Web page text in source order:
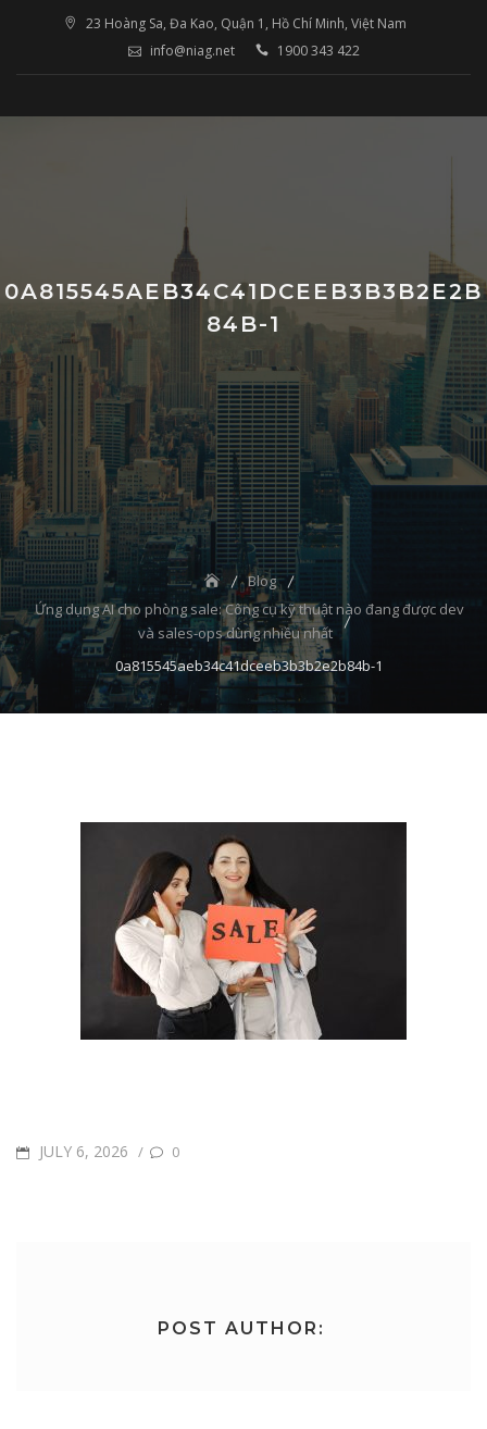
23 Hoàng Sa, Đa Kao, Quận 1, Hồ Chí Minh, Việt Nam
info@niag.net
1900 343 422
0A815545AEB34C41DCEEB3B3B2E2B
84B-1
Blog
Ứng dụng AI cho phòng sale: Công cụ kỹ thuật nào đang được dev
và sales-ops dùng nhiều nhất
0a815545aeb34c41dceeb3b3b2e2b84b-1
POSTEDJULY 6, 2026 / 0
POST AUTHOR: